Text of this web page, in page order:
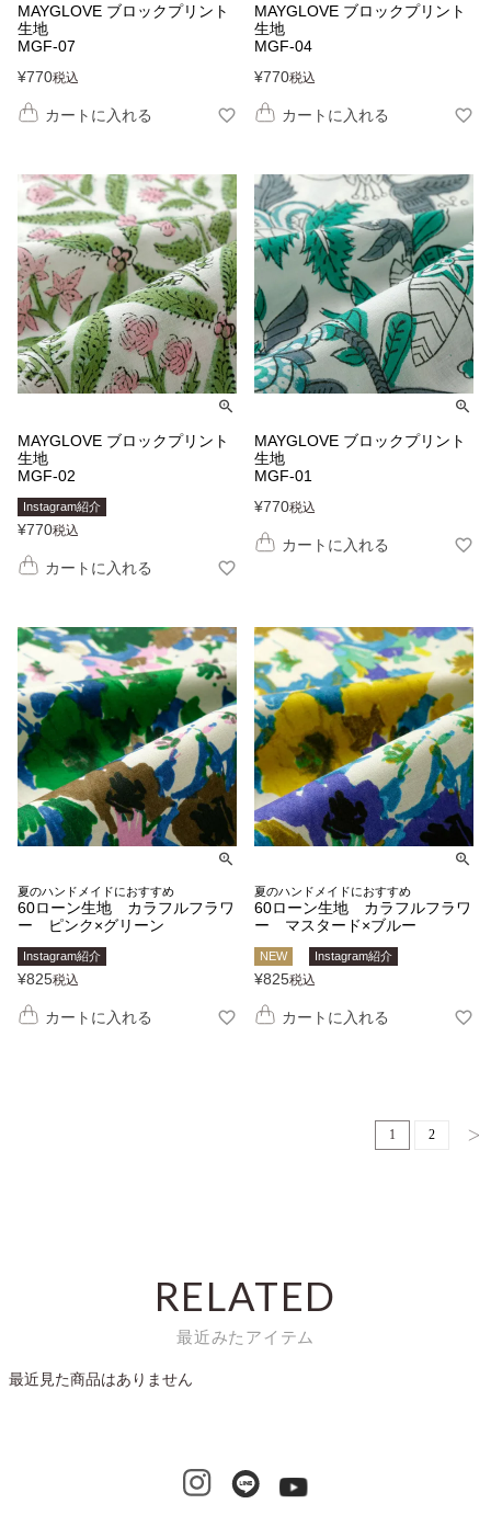
MAYGLOVE ブロックプリント
生地
MGF-07
¥770税込
カートに入れる
MAYGLOVE ブロックプリント
生地
MGF-04
¥770税込
カートに入れる
MAYGLOVE ブロックプリント
生地
MGF-02
Instagram紹介
¥770税込
カートに入れる
MAYGLOVE ブロックプリント
生地
MGF-01
¥770税込
カートに入れる
夏のハンドメイドにおすすめ
60ローン生地 カラフルフラワ
ー ピンク×グリーン
Instagram紹介
¥825税込
カートに入れる
夏のハンドメイドにおすすめ
60ローン生地 カラフルフラワ
ー マスタード×ブルー
NEW Instagram紹介
¥825税込
カートに入れる
1 2
RELATED
最近みたアイテム
最近見た商品はありません